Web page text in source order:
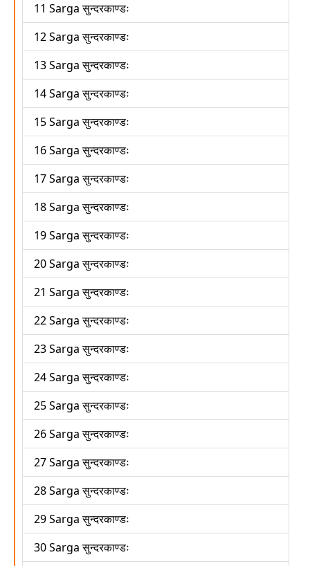
11 Sarga सुन्दरकाण्डः
12 Sarga सुन्दरकाण्डः
13 Sarga सुन्दरकाण्डः
14 Sarga सुन्दरकाण्डः
15 Sarga सुन्दरकाण्डः
16 Sarga सुन्दरकाण्डः
17 Sarga सुन्दरकाण्डः
18 Sarga सुन्दरकाण्डः
19 Sarga सुन्दरकाण्डः
20 Sarga सुन्दरकाण्डः
21 Sarga सुन्दरकाण्डः
22 Sarga सुन्दरकाण्डः
23 Sarga सुन्दरकाण्डः
24 Sarga सुन्दरकाण्डः
25 Sarga सुन्दरकाण्डः
26 Sarga सुन्दरकाण्डः
27 Sarga सुन्दरकाण्डः
28 Sarga सुन्दरकाण्डः
29 Sarga सुन्दरकाण्डः
30 Sarga सुन्दरकाण्डः